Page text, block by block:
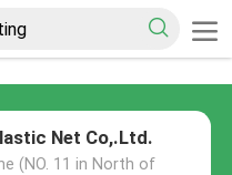
Net Co,.Ltd.
(NO. 11 in North of